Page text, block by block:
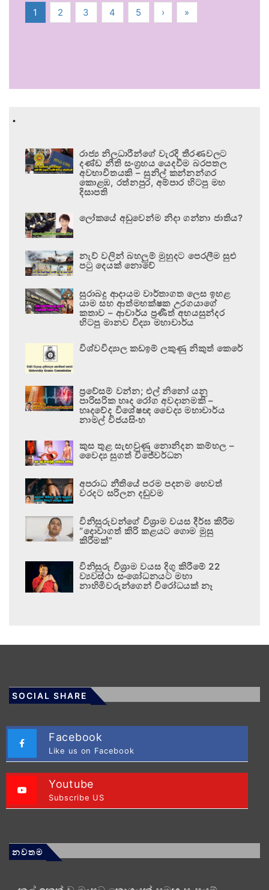
1 2 3 4 5 › »
.
රාජ්‍ය නිලධාරීන්ගේ වැරදි තීරණවලට
දණ්ඩ නීති සංග්‍රහය යෙදවීම බරපතල
අවභාවිතයකි – සුනිල් කන්නන්ගර
කොළඹ, රත්නපුර, අම්පාර හිටපු මහ
දිසාපති
ලෝකයේ අඩුවෙන්ම නිදා ගන්නා ජාතිය?
නැව් වලින් බහලුම් මුහුදට පෙරලීම සුළු
පටු දෙයක් නොවේ
සුරාබදු ආදායම වාර්තාගත ලෙස ඉහළ
යාම සහ ආත්මභක්ෂක උරගයාගේ
කතාව – ආචාර්ය ප්‍රණීත් අභයසුන්දර
හිටපු මානව විද්‍යා මහාචාර්ය
විශ්වවිද්‍යාල කඩඉම් ලකුණු නිකුත් කෙරේ
ප්‍රවේසම් වන්න; එල් නිනෝ යනු
පාරිසරික හෘද රෝග අවදානමකි –
හෘදවේද විශේෂඥ වෛද්‍ය මහාචාර්ය
නාමල් විජයසිංහ
කුස තුළ සැඟවුණු නොනිදන කම්හල –
වෛද්‍ය සුගත් විජේවර්ධන
අපරාධ නීතියේ පරම පදනම හෙවත්
වරදට සරිලන දඬුවම
විනිසුරුවන්ගේ විශ්‍රාම වයස දීර්ඝ කිරීම
“දොවාගත් කිරි කළයට ගොම මුසු
කිරීමක්”
විනිසුරු විශ්‍රාම වයස දිගු කිරීමේ 22
ව්‍යවස්ථා සංශෝධනයට මහා
නාහිමිවරුන්ගෙන් විරෝධයක් නෑ
SOCIAL SHARE
Facebook
Like us on Facebook
Youtube
Subscribe US
නවතම